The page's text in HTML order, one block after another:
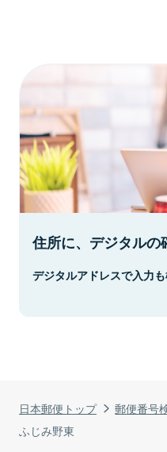
日本郵便トップ 郵便番号
ふじみ野東
住所に、デジタルの
デジタルアドレスで入力も